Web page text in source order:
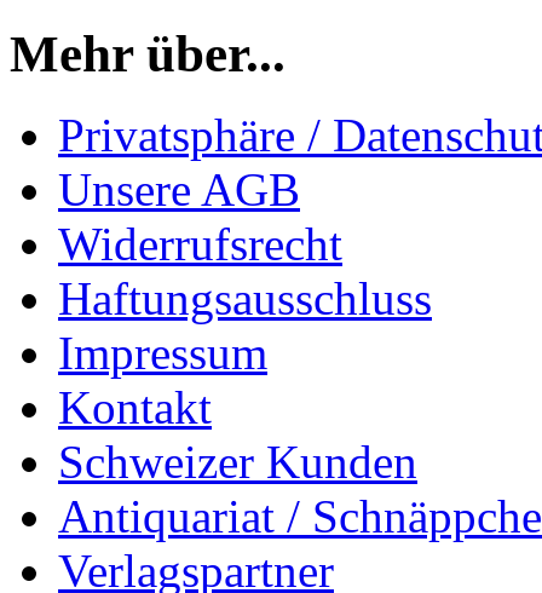
Mehr über...
Privatsphäre /
Unsere AGB
Widerrufsrecht
Haftungsausschluss
Impressum
Kontakt
Schweizer Kunden
Antiquariat /
Verlagspartner